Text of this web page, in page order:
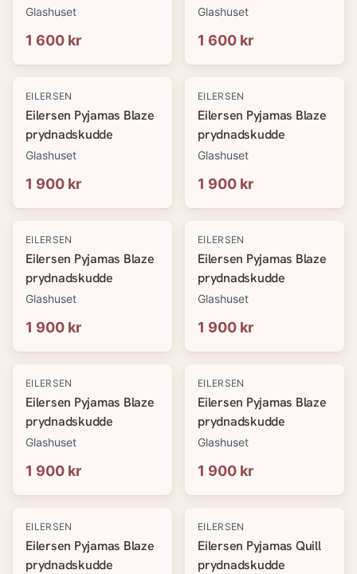
Glashuset
1 600 kr
Glashuset
1 600 kr
EILERSEN
Eilersen Pyjamas Blaze
prydnadskudde
Glashuset
1 900 kr
EILERSEN
Eilersen Pyjamas Blaze
prydnadskudde
Glashuset
1 900 kr
EILERSEN
Eilersen Pyjamas Blaze
prydnadskudde
Glashuset
1 900 kr
EILERSEN
Eilersen Pyjamas Blaze
prydnadskudde
Glashuset
1 900 kr
EILERSEN
Eilersen Pyjamas Blaze
prydnadskudde
Glashuset
1 900 kr
EILERSEN
Eilersen Pyjamas Blaze
prydnadskudde
Glashuset
1 900 kr
EILERSEN
Eilersen Pyjamas Blaze
prydnadskudde
EILERSEN
Eilersen Pyjamas Quill
prydnadskudde